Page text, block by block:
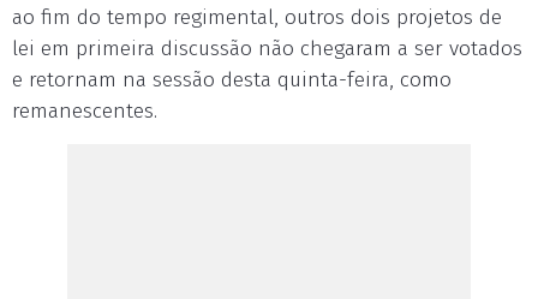
ao fim do tempo regimental, outros dois projetos de
lei em primeira discussão não chegaram a ser votados
e retornam na sessão desta quinta-feira, como
remanescentes.